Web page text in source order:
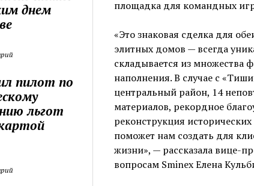
днем
пилот по
льгот
площадка для командных
«Это знаковая сделка для
элитных домов — всегда
складывается из множества
наполнения. В случае с
центральный район, 14
материалов, рекордное
реконструкция
поможет нам создать для
жизни», — рассказала вице-
вопросам Sminex Елена